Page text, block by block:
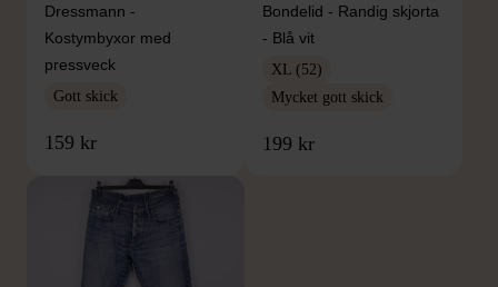
Dressmann -
Kostymbyxor med
pressveck
Gott skick
159 kr
Bondelid - Randig skjorta
- Blå vit
XL (52)
Mycket gott skick
199 kr